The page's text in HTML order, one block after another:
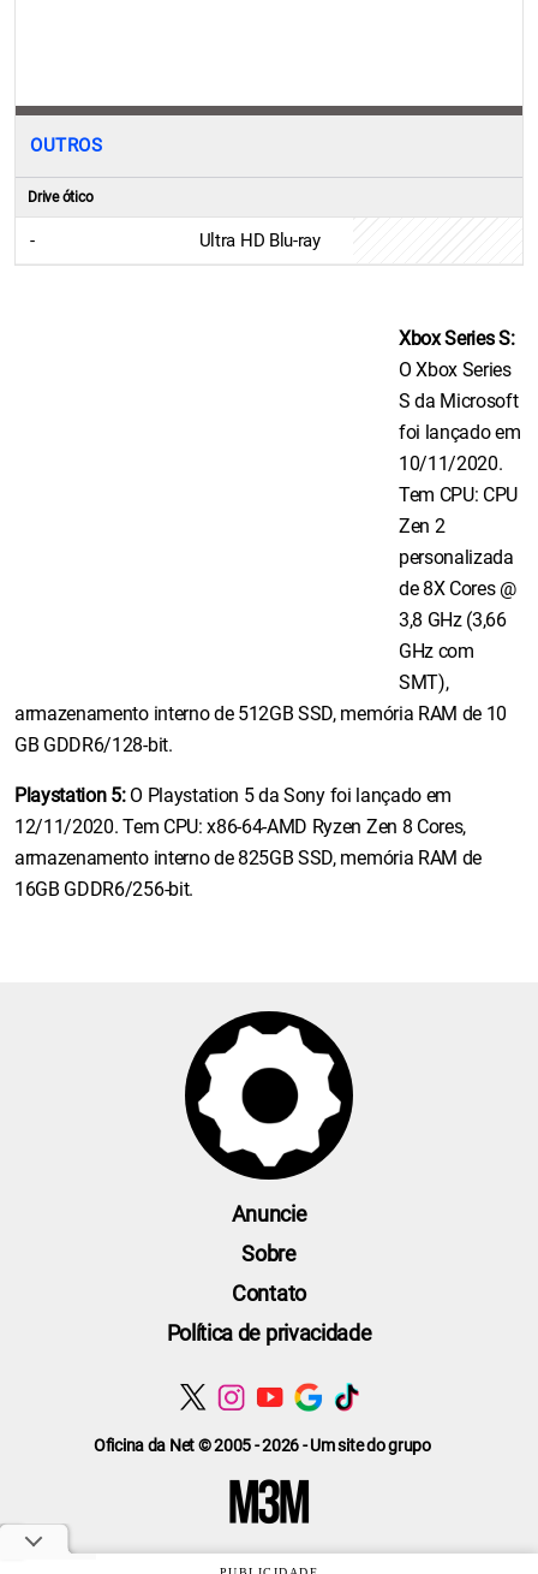
OUTROS
Drive ótico
- Ultra HD Blu-ray
Xbox Series S:
O Xbox Series
S da Microsoft
foi lançado em
10/11/2020.
Tem CPU: CPU
Zen 2
personalizada
de 8X Cores @
3,8 GHz (3,66
GHz com
SMT),
armazenamento interno de 512GB SSD, memória RAM de 10
GB GDDR6/128-bit.
Playstation 5:O Playstation 5 da Sony foi lançado em
12/11/2020. Tem CPU: x86-64-AMD Ryzen Zen 8 Cores,
armazenamento interno de 825GB SSD, memória RAM de
16GB GDDR6/256-bit.
Oficina da Net © 2005 - 2026 - Um site do grupo
Anuncie
Sobre
Contato
Política de privacidade